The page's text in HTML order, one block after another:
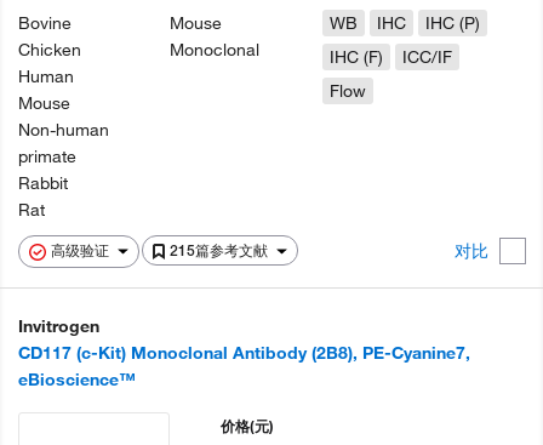
高级验证 215篇参考文献 对比
Bovine
Chicken
Human
Mouse
Non-human
primate
Rabbit
Rat
Mouse
Monoclonal
WB
IHC
IHC (P)
IHC (F)
ICC/IF
Flow
Invitrogen
CD117 (c-Kit) Monoclonal Antibody (2B8), PE-Cyanine7,
eBioscience™
价格(元)